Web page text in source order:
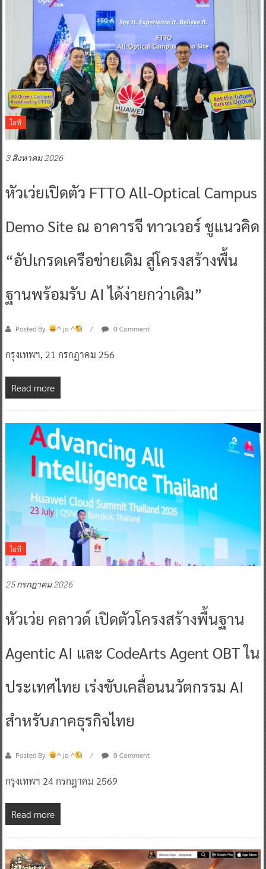
ไอที
3 สิงหาคม 2026
หัวเว่ยเปิดตัว FTTO All-Optical Campus
Demo Site ณ อาคารจี ทาวเวอร์ ชูแนวคิด
“อัปเกรดเครือข่ายเดิม สู่โครงสร้างพื้น
ฐานพร้อมรับ AI ได้ง่ายกว่าเดิม”
Posted By: ^ jo ^ 0 Comment
กรุงเทพฯ, 21 กรกฎาคม 256
Read more
ไอที
25 กรกฎาคม 2026
หัวเว่ย คลาวด์ เปิดตัวโครงสร้างพื้นฐาน
Agentic AI และ CodeArts Agent OBT ใน
ประเทศไทย เร่งขับเคลื่อนนวัตกรรม AI
สำหรับภาคธุรกิจไทย
Posted By: ^ jo ^ 0 Comment
กรุงเทพฯ 24 กรกฎาคม 2569
Read more